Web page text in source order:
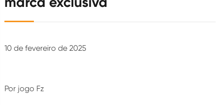
10 de fevereiro de 2025
Por jogo Fz